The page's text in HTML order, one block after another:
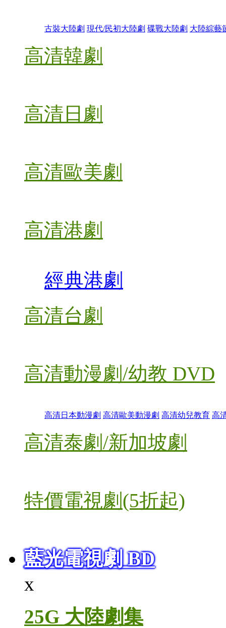
古裝大陸劇 現代/民初大陸劇 碟戰大陸劇 大陸綜藝
高清韓劇
高清日劇
高清歐美劇
高清港劇
經典港劇
高清台劇
高清動漫劇/幼教 DVD
高清日本動漫劇 高清歐美動漫劇 高清幼兒教育 高
高清泰劇/新加坡劇
特價電視劇(5折起)
藍光電視劇 BD
x
25G 大陸劇集